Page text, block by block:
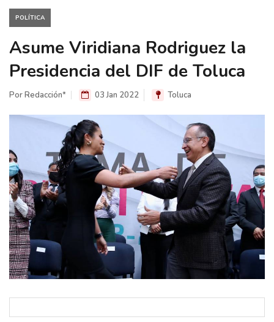
POLÍTICA
Asume Viridiana Rodriguez la
Presidencia del DIF de Toluca
Por Redacción* 03 Jan 2022 Toluca